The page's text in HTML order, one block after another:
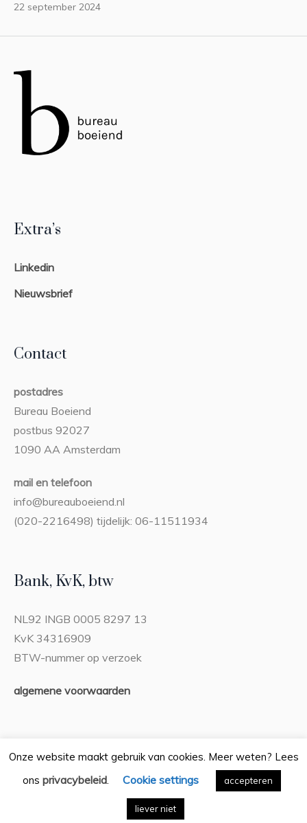
22 september 2024
Extra’s
Linkedin
Nieuwsbrief
Contact
postadres
Bureau Boeiend
postbus 92027
1090 AA Amsterdam
mail en telefoon
info@bureauboeiend.nl
(020-2216498) tijdelijk: 06-11511934
Bank, KvK, btw
NL92 INGB 0005 8297 13
KvK 34316909
BTW-nummer op verzoek
algemene voorwaarden
Privacybeleid/ Bureau Boeiend © 2026 / Alle rechten
voorbehouden
Onze website maakt gebruik van cookies. Meer weten? Lees
ons privacybeleid. Cookie settings accepteren
liever niet